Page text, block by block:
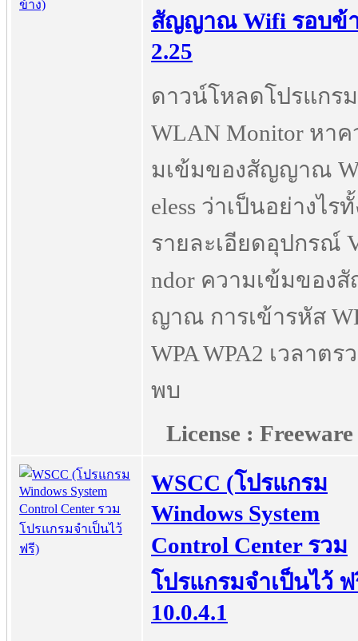
สัญญาณ Wifi รอบข้
2.25
ดาวน์โหลดโปรแกรม
WLAN Monitor หาค
มเข้มของสัญญาณ
eless ว่าเป็นอย่างไร
รายละเอียดอุปกรณ์
ndor ความเข้มของ
ญาณ การเข้ารหัส
WPA WPA2 เวลาตร
พบ
License : Freeware
WSCC (โปรแกรม
Windows System
Control Center รวม
โปรแกรมจำเป็นไว้
10.0.4.1